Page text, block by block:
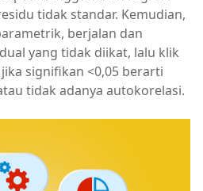
tidak standar. Kemudian,
berjalan dan
yang tidak diikat, lalu klik
signifikan <0,05 berarti
tidak adanya autokorelasi.